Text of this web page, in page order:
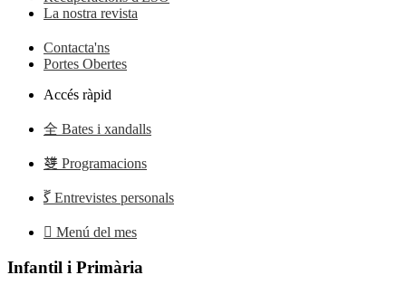
La nostra revista
Contacta'ns
Portes Obertes
Accés ràpid
Bates i xandalls
Programacions
Entrevistes personals
Menú del mes
Infantil i Primària